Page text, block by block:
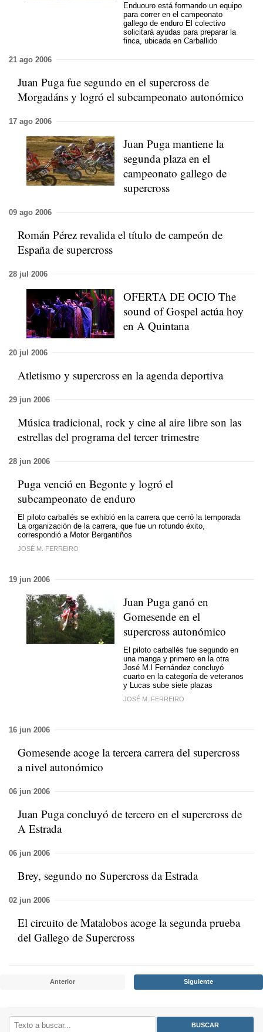
Enduouro está formando un equipo
para correr en el campeonato
gallego de enduro El colectivo
solicitará ayudas para preparar la
finca, ubicada en Carballido
21 ago 2006
Juan Puga fue segundo en el supercross de
Morgadáns y logró el subcampeonato autonómico
17 ago 2006
Juan Puga mantiene la
segunda plaza en el
campeonato gallego de
supercross
09 ago 2006
Román Pérez revalida el título de campeón de
España de supercross
28 jul 2006
OFERTA DE OCIO The
sound of Gospel actúa hoy
en A Quintana
20 jul 2006
Atletismo y supercross en la agenda deportiva
29 jun 2006
Música tradicional, rock y cine al aire libre son las
estrellas del programa del tercer trimestre
28 jun 2006
Puga venció en Begonte y logró el
subcampeonato de enduro
El piloto carballés se exhibió en la carrera que cerró la temporada
La organización de la carrera, que fue un rotundo éxito,
correspondió a Motor Bergantiños
JOSÉ M. FERREIRO
19 jun 2006
Juan Puga ganó en
Gomesende en el
supercross autonómico
El piloto carballés fue segundo en
una manga y primero en la otra
José M.l Fernández concluyó
cuarto en la categoría de veteranos
y Lucas sube siete plazas
JOSÉ M. FERREIRO
16 jun 2006
Gomesende acoge la tercera carrera del supercross
a nivel autonómico
06 jun 2006
Juan Puga concluyó de tercero en el supercross de
A Estrada
06 jun 2006
Brey, segundo no Supercross da Estrada
02 jun 2006
El circuito de Matalobos acoge la segunda prueba
del Gallego de Supercross
Anterior Siguiente